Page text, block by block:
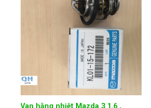
Van hằng nhiệt Mazda 3 1.6 ,